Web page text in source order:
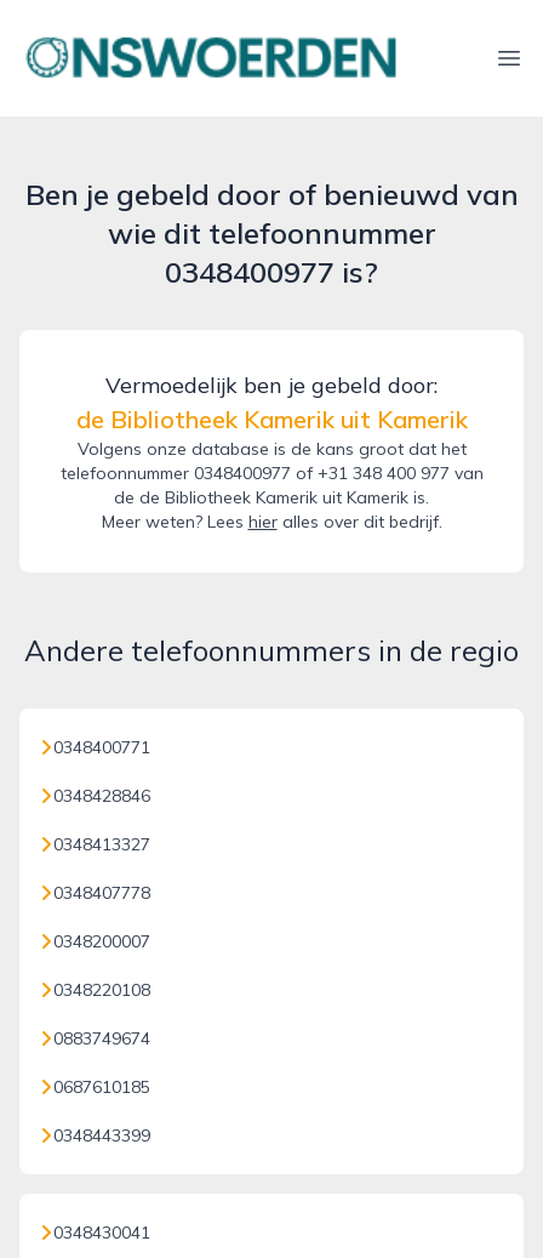
onswoerden.nl
Ben je gebeld door of benieuwd van
wie dit telefoonnummer
0348400977 is?
Vermoedelijk ben je gebeld door:
de Bibliotheek Kamerik uit Kamerik
Volgens onze database is de kans groot dat het
telefoonnummer 0348400977 of +31 348 400 977 van
de de Bibliotheek Kamerik uit Kamerik is.
Meer weten? Lees hieralles over dit bedrijf.
Andere telefoonnummers in de regio
0348400771
0348428846
0348413327
0348407778
0348200007
0348220108
0883749674
0687610185
0348443399
0348430041